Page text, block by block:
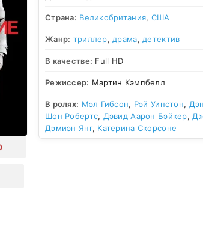
Страна: Великобритания, США
Жанр: триллер, драма, детектив
В качестве: Full HD
Режиссер: Мартин Кэмпбелл
В ролях: Мэл Гибсон, Рэй Уинстон,
Шон Робертс, Дэвид Аарон Бэйкер,
Дэмиэн Янг, Катерина Скорсоне